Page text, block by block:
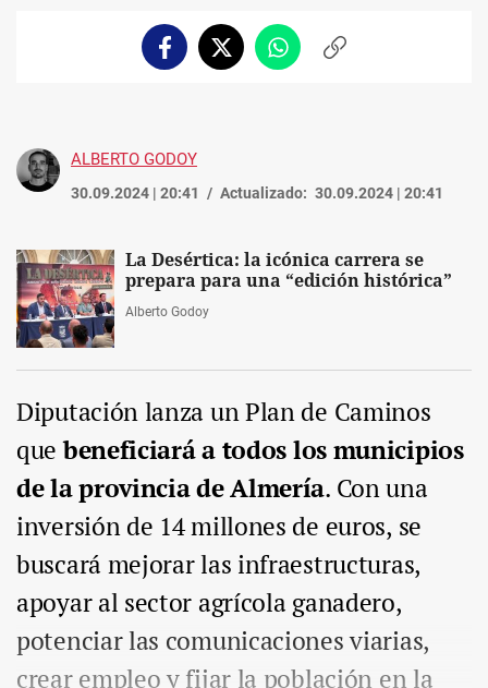
FacebookTwitterWhatsappCopiar
ALBERTO GODOY
30.09.2024 | 20:41 Actualizado: 30.09.2024 | 20:41
La Desértica: la icónica carrera se
prepara para una “edición histórica”
Alberto Godoy
Diputación lanza un Plan de Caminos
quebeneficiará a todos los municipios
de la provincia de Almería. Con una
inversión de 14 millones de euros, se
buscará mejorar las infraestructuras,
apoyar al sector agrícola ganadero,
potenciar las comunicaciones viarias,
crear empleo y fijar la población en la